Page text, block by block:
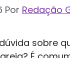
Por Redação
sobre